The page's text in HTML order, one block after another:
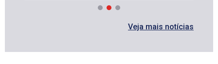
Veja mais notícias